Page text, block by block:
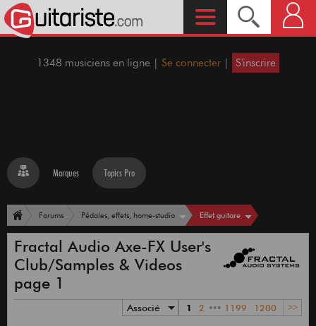
1348 musiciens en ligne | Se connecter | S'inscrire
Marques Topics Pro
Forums Pédales, effets, home-studio Effet guitare
Fractal Audio Axe-FX User's
Club/Samples & Videos
page 1
Associé 1 2 ••• 1199 1200 >>